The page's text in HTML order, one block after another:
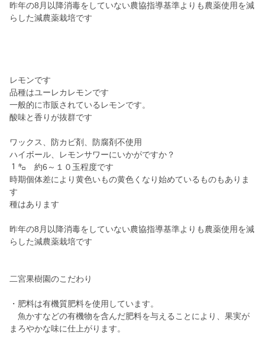
昨年の8月以降消毒をしていない農協指導基準よりも農薬使用を減
らした減農薬栽培です
レモンです
品種はユーレカレモンです
一般的に市販されているレモンです。
酸味と香りが抜群です
ワックス、防カビ剤、防腐剤不使用
ハイボール、レモンサワーにいかがですか？
１㌔ 約6～１０玉程度です
時期個体差により黄色いもの黄色くなり始めているものもありま
す
種はあります
昨年の8月以降消毒をしていない農協指導基準よりも農薬使用を減
らした減農薬栽培です
二宮果樹園のこだわり
・肥料は有機質肥料を使用しています。
魚かすなどの有機物を含んだ肥料を与えることにより、果実が
まろやかな味に仕上がります。